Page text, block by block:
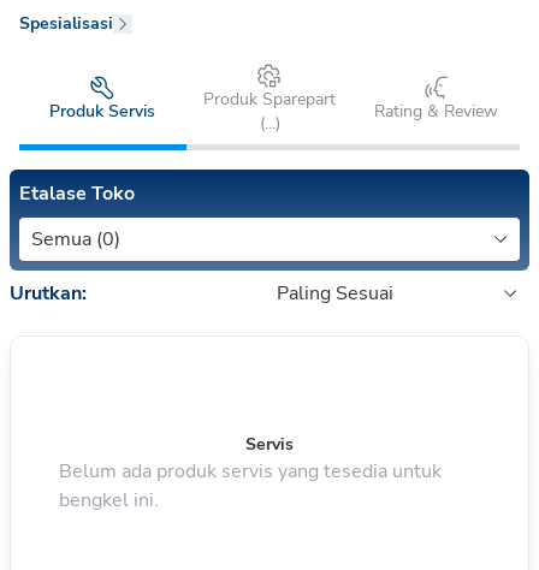
Spesialisasi
Produk Servis
Produk Sparepart
(...)
Rating & Review
Etalase Toko
Semua (0)
Urutkan: Paling Sesuai
Servis
Belum ada produk servis yang tesedia untuk
bengkel ini.